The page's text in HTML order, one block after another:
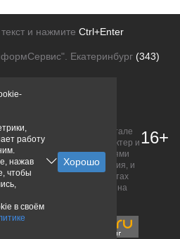
и нажмите Ctrl+Enter
Екатеринбург (343)
рекламодателей
размещенная на портале
ознакомительный характер и
определяемой положениями
точного и полного описания, и
условия уточняйте на сайтах
Исключительное право на
правообладателям.
16+
работу
нажав
чтобы
в своём